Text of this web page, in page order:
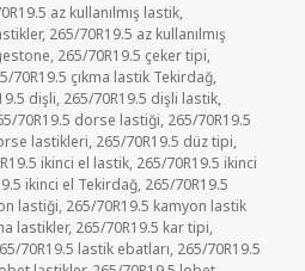
az kullanılmış lastik,
, 265/70R19.5 az kullanılmış
, 265/70R19.5 çeker tipi,
70R19.5 çıkma lastik Tekirdağ,
dişli, 265/70R19.5 dişli lastik,
70R19.5 dorse lastiği, 265/70R19.5
lastikleri, 265/70R19.5 düz tipi,
ikinci el lastik, 265/70R19.5 ikinci
ikinci el Tekirdağ, 265/70R19.5
lastiği, 265/70R19.5 kamyon lastik
lastikler, 265/70R19.5 kar tipi,
70R19.5 lastik ebatları, 265/70R19.5